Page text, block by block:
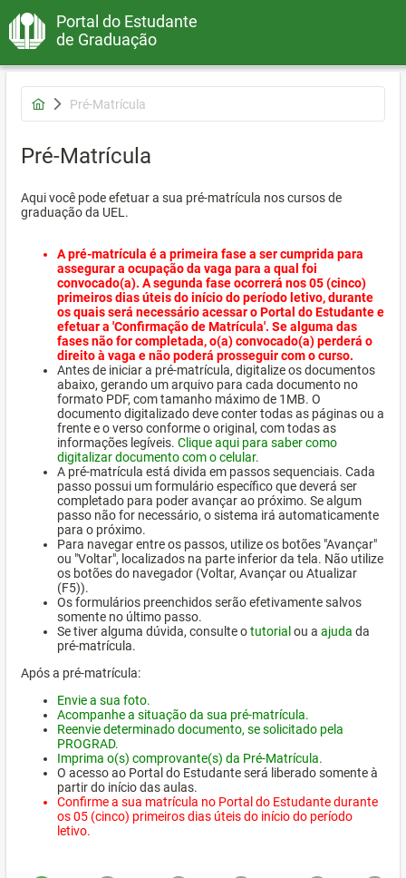
Portal do Estudante
de Graduação
Pré-Matrícula
Pré-Matrícula
Aqui você pode efetuar a sua pré-matrícula nos cursos de
graduação da UEL.
A pré-matrícula é a primeira fase a ser cumprida para
assegurar a ocupação da vaga para a qual foi
convocado(a). A segunda fase ocorrerá nos 05 (cinco)
primeiros dias úteis do início do período letivo, durante
os quais será necessário acessar o Portal do Estudante e
efetuar a 'Confirmação de Matrícula'. Se alguma das
fases não for completada, o(a) convocado(a) perderá o
direito à vaga e não poderá prosseguir com o curso.
Antes de iniciar a pré-matrícula, digitalize os documentos
abaixo, gerando um arquivo para cada documento no
formato PDF, com tamanho máximo de 1MB. O
documento digitalizado deve conter todas as páginas ou a
frente e o verso conforme o original, com todas as
informações legíveis. Clique aqui para saber como
digitalizar documento com o celular.
A pré-matrícula está divida em passos sequenciais. Cada
passo possui um formulário específico que deverá ser
completado para poder avançar ao próximo. Se algum
passo não for necessário, o sistema irá automaticamente
para o próximo.
Para navegar entre os passos, utilize os botões "Avançar"
ou "Voltar", localizados na parte inferior da tela. Não utilize
os botões do navegador (Voltar, Avançar ou Atualizar
(F5)).
Os formulários preenchidos serão efetivamente salvos
somente no último passo.
Se tiver alguma dúvida, consulte otutorial ou a ajuda da
pré-matrícula.
Após a pré-matrícula:
Envie a sua foto.
Acompanhe a situação da sua pré-matrícula.
Reenvie determinado documento, se solicitado pela
PROGRAD.
Imprima o(s) comprovante(s) da Pré-Matrícula.
O acesso ao Portal do Estudante será liberado somente à
partir do início das aulas.
Confirme a sua matrícula no Portal do Estudante durante
os 05 (cinco) primeiros dias úteis do início do período
letivo.